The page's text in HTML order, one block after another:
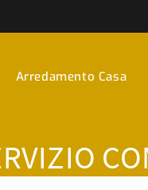
Arredamento Casa